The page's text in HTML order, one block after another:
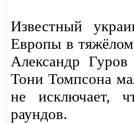
Известный
Европы в
Александр
Тони Томпсона
не исключает,
раундов.